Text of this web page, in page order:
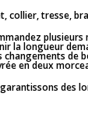
collier, tresse,
la longueur
de
en deux
des